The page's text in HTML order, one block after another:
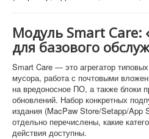
Модуль Smart Care:
для базового
Smart Care — это агрегатор
мусора, работа с почтовыми
на вредоносное ПО, а также блоки
обновлений. Набор конкретных
издания (MacPaw Store/Setapp/App
отдельно перечислены, какие
действия доступны.